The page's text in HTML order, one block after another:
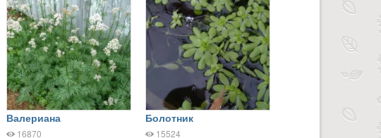
Валериана
16870
Болотник
15524